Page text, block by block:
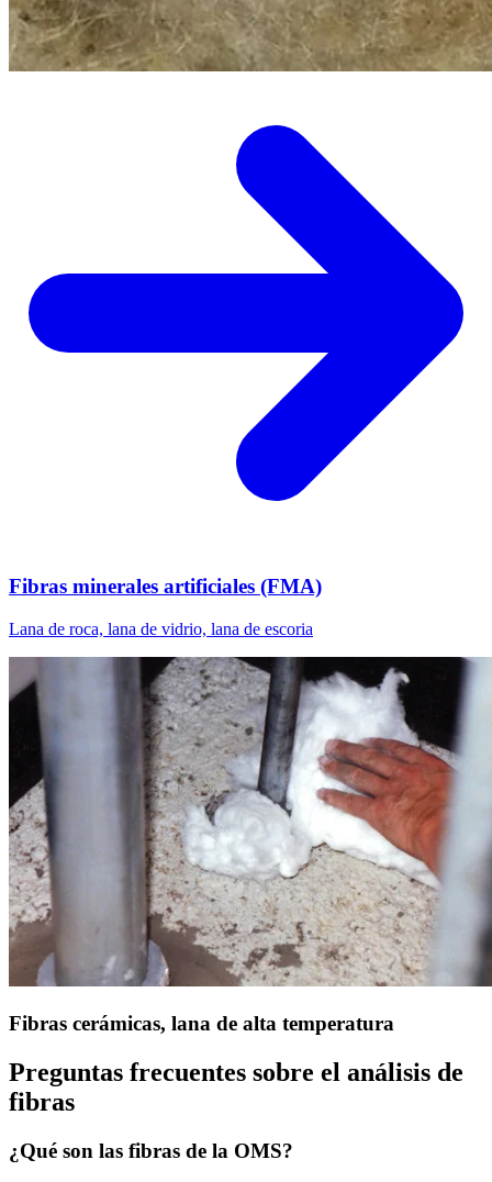
Fibras minerales artificiales (FMA)
Lana de roca, lana de vidrio, lana de escoria
Fibras cerámicas, lana de alta temperatura
Preguntas frecuentes sobre el análisis de
fibras
¿Qué son las fibras de la OMS?